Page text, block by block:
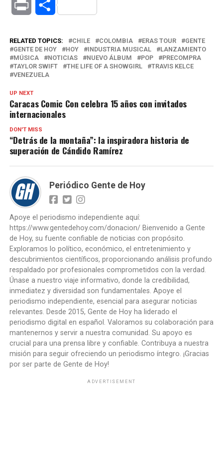
Print Compartir
RELATED TOPICS: CHILE COLOMBIA ERAS TOUR
GENTE
GENTE DE HOY
HOY INDUSTRIA MUSICAL
LANZAMIENTO
MÚSICA
NOTICIAS NUEVO ÁLBUM POP
PRECOMPRA
TAYLOR SWIFT
THE LIFE OF A SHOWGIRL
TRAVIS KELCE
VENEZUELA
UP NEXT
Caracas Comic Con celebra 15 años con invitados
internacionales
DON'T MISS
“Detrás de la montaña”: la inspiradora historia de
superación de Cándido Ramírez
Periódico Gente de Hoy
Apoye el periodismo independiente aquí:
https://www.gentedehoy.com/donacion/ Bienvenido a Gente
de Hoy, su fuente confiable de noticias con propósito.
Exploramos lo político, económico, el entretenimiento y
descubrimientos científicos, proporcionando análisis profundo
respaldado por profesionales comprometidos con la verdad.
Únase a nuestro viaje informativo, donde la credibilidad,
inmediatez y diversidad son fundamentales. Apoye el
periodismo independiente, esencial para asegurar noticias
relevantes. Desde 2015, Gente de Hoy ha liderado el
periodismo digital en español. Valoramos su colaboración para
mantenernos y servir a nuestra comunidad. Su apoyo es
crucial para una prensa libre y confiable. Contribuya a nuestra
misión para seguir ofreciendo un periodismo íntegro. ¡Gracias
por ser parte de Gente de Hoy!
ADVERTISEMENT